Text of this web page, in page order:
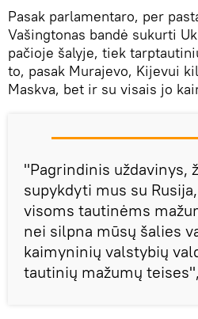
Pasak parlamentaro, per
Vašingtonas bandė sukurti
pačioje šalyje, tiek
to, pasak Murajevo, Kijevui
Maskva, bet ir su visais jo
"Pagrindinis uždavinys,
supykdyti mus su
visoms tautinėms
nei silpna mūsų šalies
kaimyninių valstybių
tautinių mažumų